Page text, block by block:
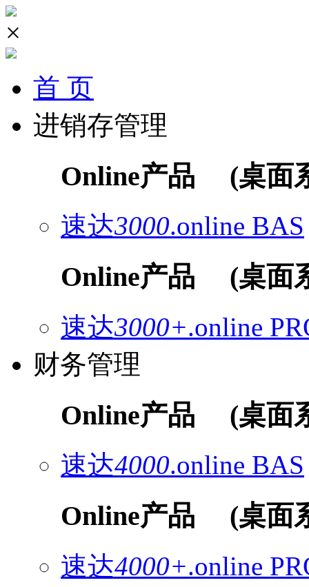
×
首 页
进销存管理
Online产品 (桌面
速达3000.online BAS
Online产品 (桌面
速达3000+.online
财务管理
Online产品 (桌面
速达4000.online BAS
Online产品 (桌面
速达4000+.online